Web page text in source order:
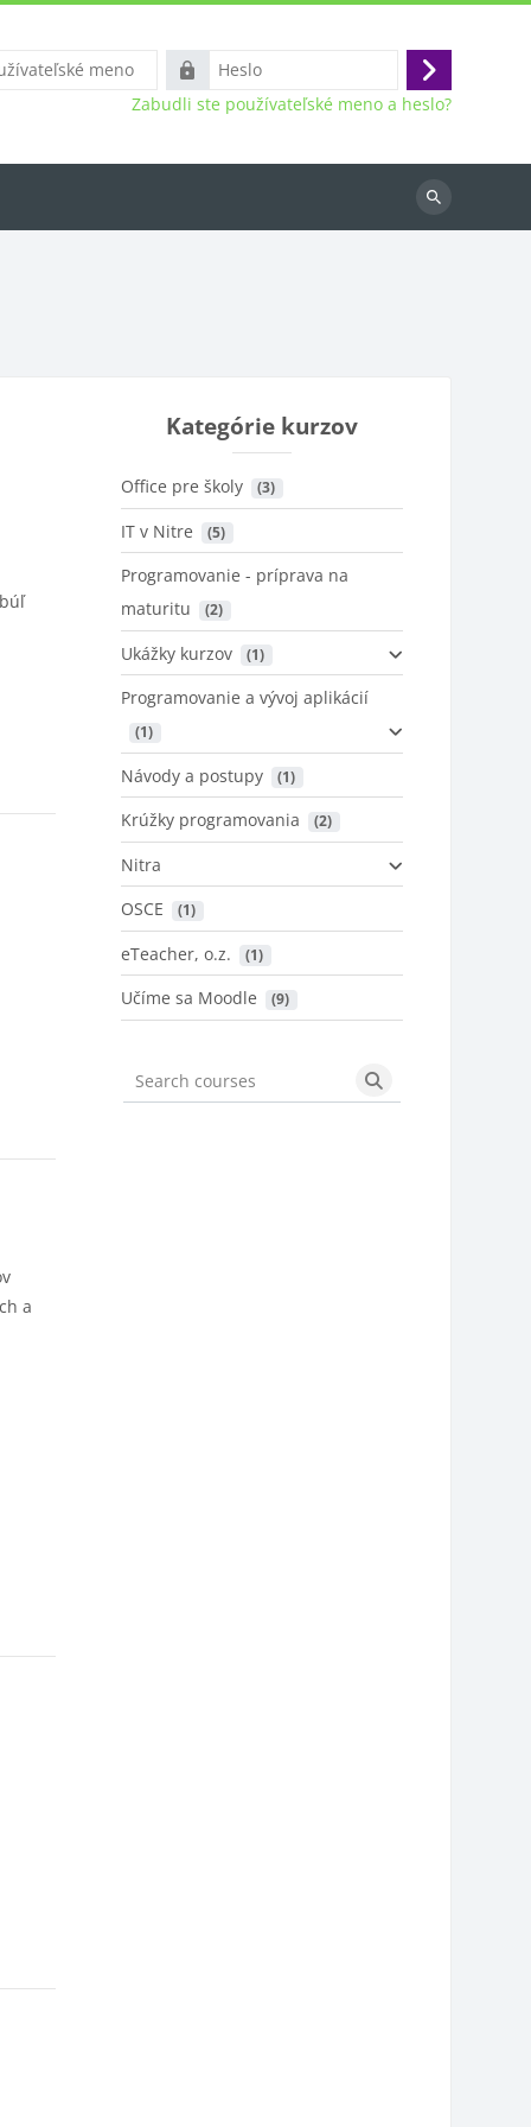
Heslo
Prihlásiť
sa
Zabudli ste používateľské meno a heslo?
Vyhľadať
a
Kategórie kurzov
Office pre školy (3)
IT v Nitre (5)
Programovanie - príprava na
maturitu
(2)
Ukážky kurzov (1)
Programovanie a vývoj aplikácií
(1)
Návody a postupy (1)
Krúžky programovania (2)
Nitra
OSCE
(1)
eTeacher, o.z. (1)
Učíme sa Moodle (9)
Search courses Search courses